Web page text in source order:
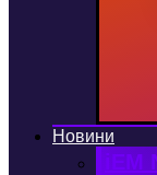
Новини
iEM